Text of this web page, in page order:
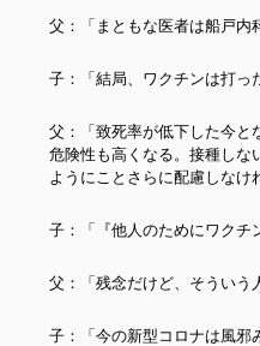
父：「まともな医者は船戸内
子：「結局、ワクチンは打っ
父：「致死率が低下した今と
危険性も高くなる。接種しな
ようにことさらに配慮しなけ
子：「『他人のためにワクチ
父：「残念だけど、そういう
子：「今の新型コロナは風邪